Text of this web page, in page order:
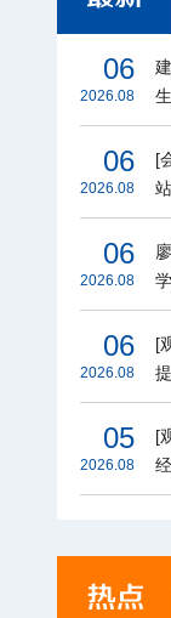
06
2026.08
06
2026.08
[
会
06
2026.08
06
2026.08
[
05
2026.08
[